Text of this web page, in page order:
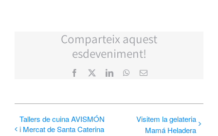
Comparteix aquest
esdeveniment!
Facebook LinkedInWhatsApp
Email:
Tallers de cuina AVISMÓN
i Mercat de Santa Caterina
Visitem la gelateria
Mamá Heladera